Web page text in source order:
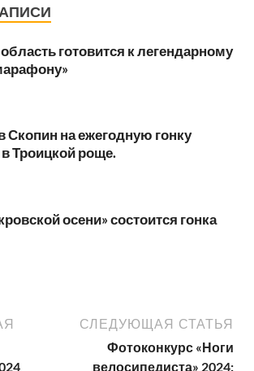
готовится к легендарному
Скопин на ежегодную гонку
Троицкой роще.
осени» состоится гонка
СЛЕДУЮЩАЯ СТАТЬЯ
Фотоконкурс «Ноги
велосипедиста» 2024: